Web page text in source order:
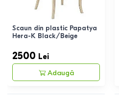
Scaun din plastic Papatya
Hera-K Black/Beige
2500 Lei
Adaugă